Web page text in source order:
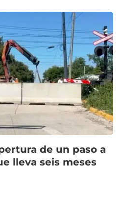
de un paso a
lleva seis meses